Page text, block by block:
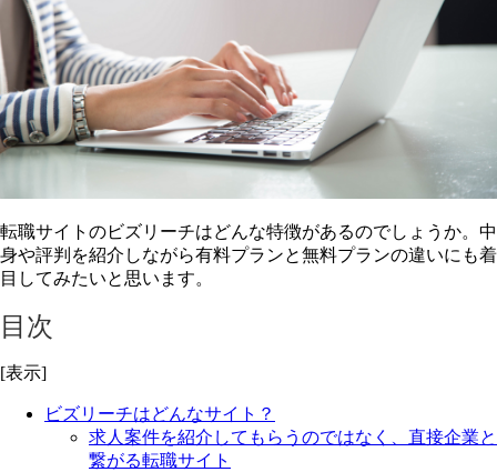
転職サイトのビズリーチはどんな特徴があるのでしょうか。中
身や評判を紹介しながら有料プランと無料プランの違いにも着
目してみたいと思います。
目次
[表示]
ビズリーチはどんなサイト？
求人案件を紹介してもらうのではなく、直接企業と
繋がる転職サイト